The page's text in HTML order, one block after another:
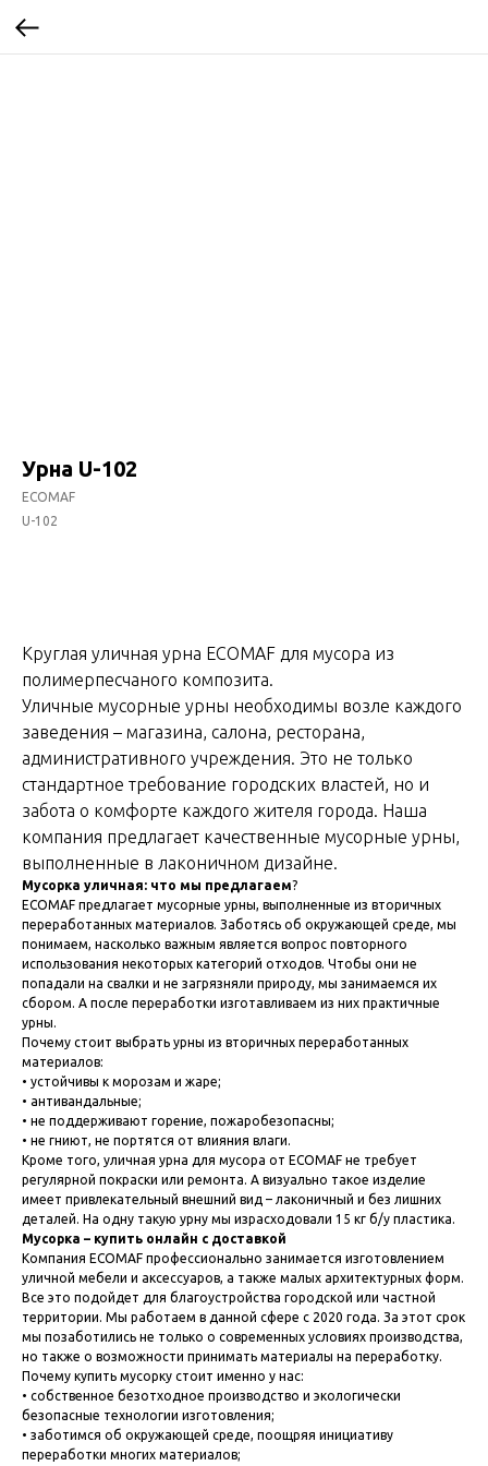
Урна U-102
ECOMAF
U-102
Круглая уличная урна ECOMAF для мусора из
полимерпесчаного композита.
Уличные мусорные урны необходимы возле каждого
заведения – магазина, салона, ресторана,
административного учреждения. Это не только
стандартное требование городских властей, но и
забота о комфорте каждого жителя города. Наша
компания предлагает качественные мусорные урны,
выполненные в лаконичном дизайне.
Мусорка уличная: что мы предлагаем?
ECOMAF предлагает мусорные урны, выполненные из вторичных
переработанных материалов. Заботясь об окружающей среде, мы
понимаем, насколько важным является вопрос повторного
использования некоторых категорий отходов. Чтобы они не
попадали на свалки и не загрязняли природу, мы занимаемся их
сбором. А после переработки изготавливаем из них практичные
урны.
Почему стоит выбрать урны из вторичных переработанных
материалов:
• устойчивы к морозам и жаре;
• антивандальные;
• не поддерживают горение, пожаробезопасны;
• не гниют, не портятся от влияния влаги.
Кроме того, уличная урна для мусора от ECOMAF не требует
регулярной покраски или ремонта. А визуально такое изделие
имеет привлекательный внешний вид – лаконичный и без лишних
деталей. На одну такую урну мы израсходовали 15 кг б/у пластика.
Мусорка – купить онлайн с доставкой
Компания ECOMAF профессионально занимается изготовлением
уличной мебели и аксессуаров, а также малых архитектурных форм.
Все это подойдет для благоустройства городской или частной
территории. Мы работаем в данной сфере с 2020 года. За этот срок
мы позаботились не только о современных условиях производства,
но также о возможности принимать материалы на переработку.
Почему купить мусорку стоит именно у нас:
• собственное безотходное производство и экологически
безопасные технологии изготовления;
• заботимся об окружающей среде, поощряя инициативу
переработки многих материалов;